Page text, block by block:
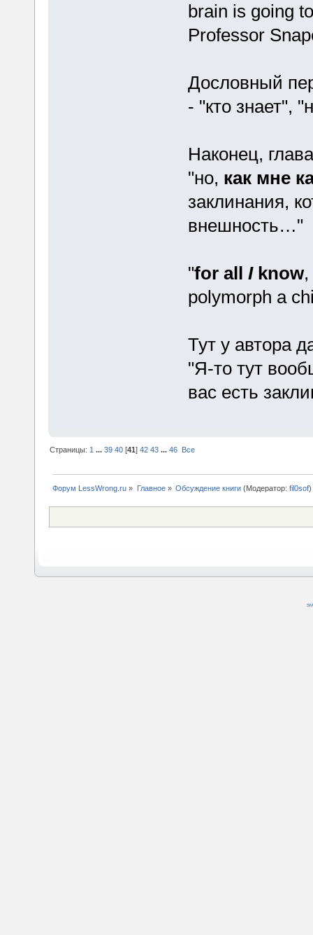
brain is going
Professor
Дословный
- "кто знает",
Наконец,
"но, как мне
заклинания,
внешность…"
"for all Iknow,
polymorph a
Тут у автора
"Я-то тут
вас есть
Страницы:1 ...39 40 [41]42 43 ...46 Все
Форум LessWrong.ru » Главное» Обсуждение книги(Модератор: fil0sof)